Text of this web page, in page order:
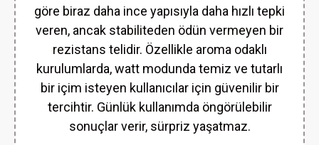
göre biraz daha ince yapısıyla daha hızlı tepki
veren, ancak stabiliteden ödün vermeyen bir
rezistans telidir. Özellikle aroma odaklı
kurulumlarda, watt modunda temiz ve tutarlı
bir içim isteyen kullanıcılar için güvenilir bir
tercihtir. Günlük kullanımda öngörülebilir
sonuçlar verir, sürpriz yaşatmaz.